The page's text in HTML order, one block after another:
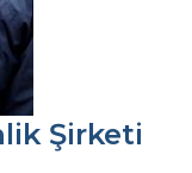
Şirketi